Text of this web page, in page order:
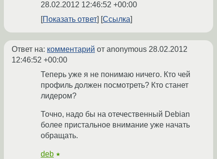
28.02.2012 12:46:52 +00:00
Показать ответ
Ссылка
Ответ на: комментарий от anonymous 28.02.2012
12:46:52 +00:00
Теперь уже я не понимаю ничего. Кто чей
профиль должен посмотреть? Кто станет
лидером?
Точно, надо бы на отечественный Debian
более пристальное внимание уже начать
обращать.
deb ★